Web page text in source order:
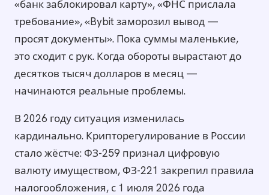
«банк заблокировал карту», «ФНС прислала
требование», «Bybit заморозил вывод —
просят документы». Пока суммы маленькие,
это сходит с рук. Когда обороты вырастают до
десятков тысяч долларов в месяц —
начинаются реальные проблемы.
В 2026 году ситуация изменилась
кардинально. Крипторегулирование в России
стало жёстче: ФЗ-259 признал цифровую
валюту имуществом, ФЗ-221 закрепил правила
налогообложения, с 1 июля 2026 года